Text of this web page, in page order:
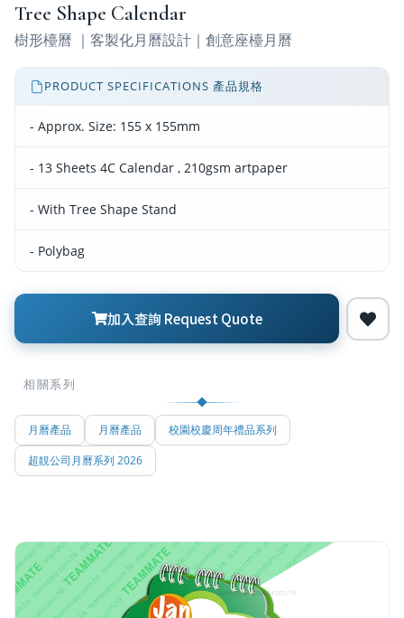
Tree Shape Calendar
樹形檯曆 ｜客製化月曆設計｜創意座檯月曆
PRODUCT SPECIFICATIONS 產品規格
- Approx. Size: 155 x 155mm
- 13 Sheets 4C Calendar , 210gsm artpaper
- With Tree Shape Stand
- Polybag
加入查詢 Request Quote
相關系列
月曆產品 月曆產品
校園校慶周年禮品系列
超靚公司月曆系列 2026